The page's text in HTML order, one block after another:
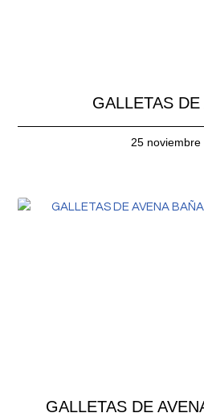
GALLETAS DE
25 noviembre
GALLETAS DE